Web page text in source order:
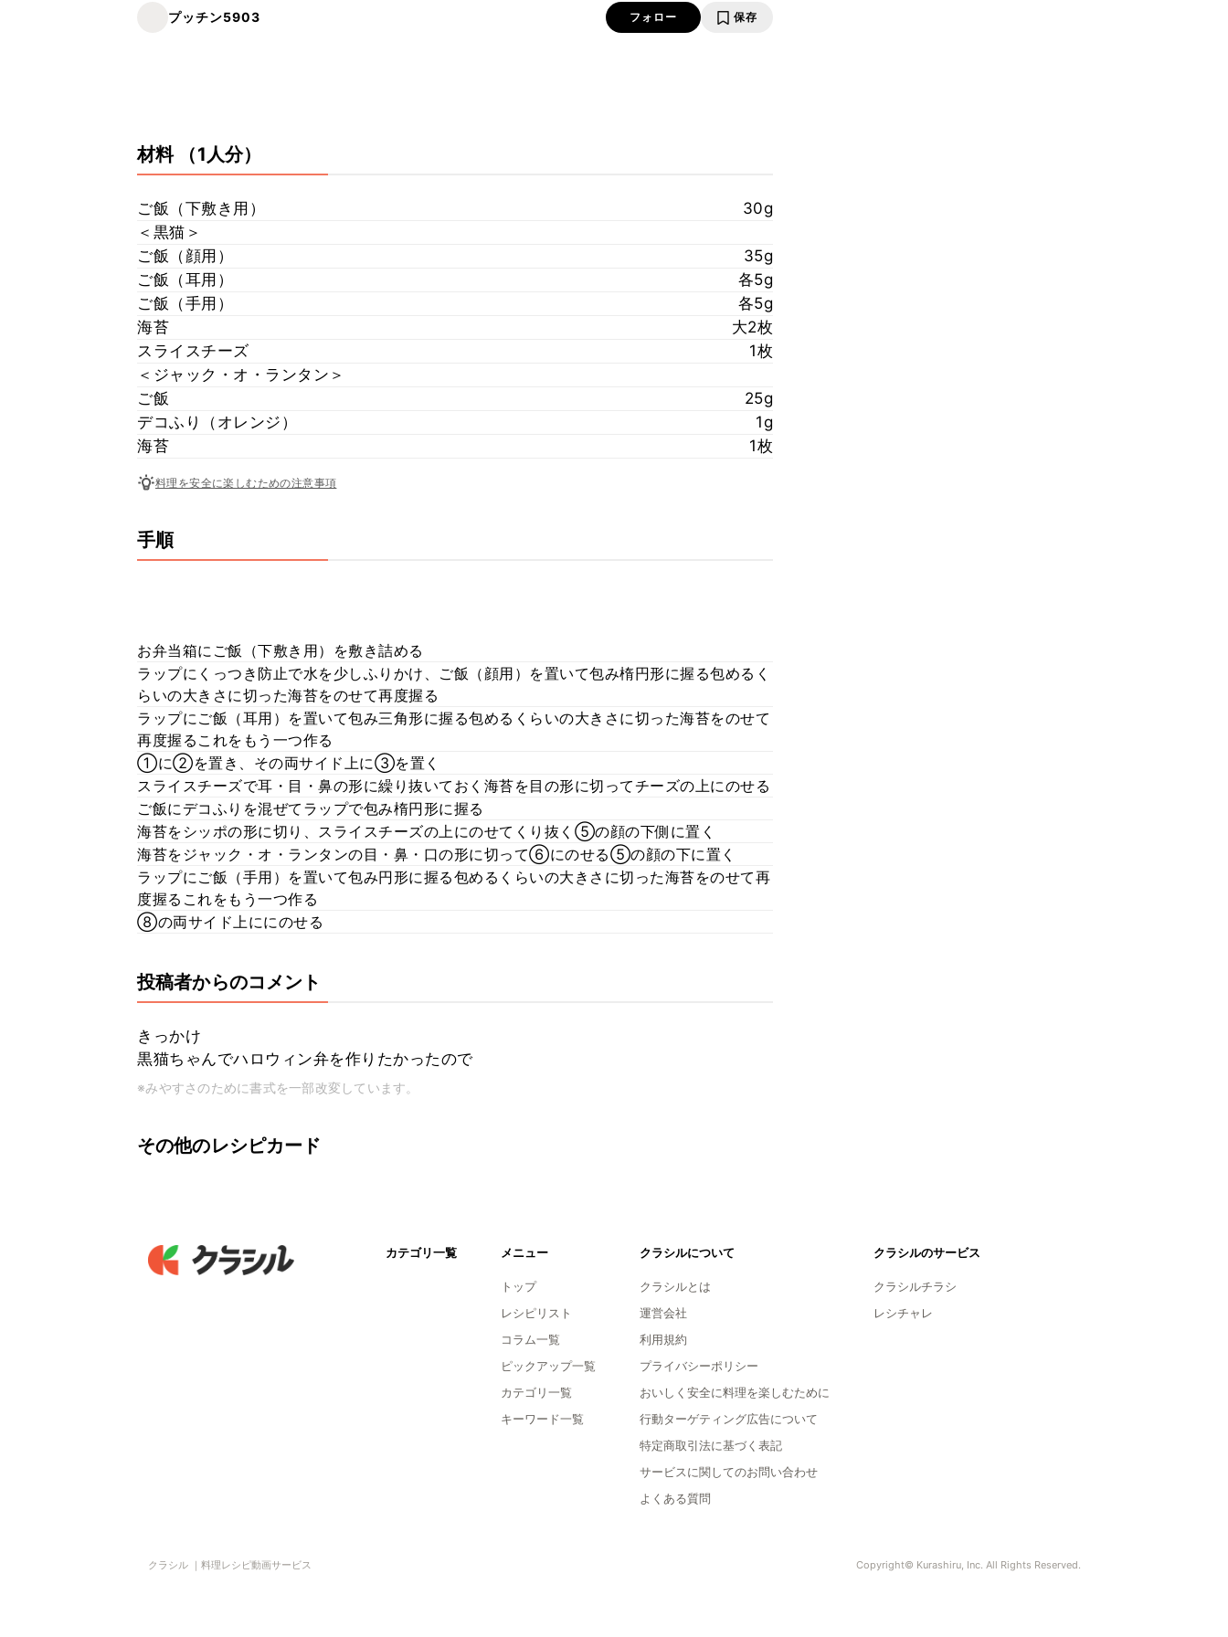
プッチン5903 フォロー 保存
材料 （1人分）
ご飯（下敷き用）
30g
＜黒猫＞
ご飯（顔用）
35g
ご飯（耳用）
各5g
ご飯（手用）
各5g
海苔
大2枚
スライスチーズ
1枚
＜ジャック・オ・ランタン＞
ご飯
25g
デコふり（オレンジ）
1g
海苔
1枚
料理を安全に楽しむための注意事項
手順
お弁当箱にご飯（下敷き用）を敷き詰める
ラップにくっつき防止で水を少しふりかけ、ご飯（顔用）を置いて包み楕円形に握る包めるく
らいの大きさに切った海苔をのせて再度握る
ラップにご飯（耳用）を置いて包み三角形に握る包めるくらいの大きさに切った海苔をのせて
再度握るこれをもう一つ作る
①に②を置き、その両サイド上に③を置く
スライスチーズで耳・目・鼻の形に繰り抜いておく海苔を目の形に切ってチーズの上にのせる
ご飯にデコふりを混ぜてラップで包み楕円形に握る
海苔をシッポの形に切り、スライスチーズの上にのせてくり抜く⑤の顔の下側に置く
海苔をジャック・オ・ランタンの目・鼻・口の形に切って⑥にのせる⑤の顔の下に置く
ラップにご飯（手用）を置いて包み円形に握る包めるくらいの大きさに切った海苔をのせて再
度握るこれをもう一つ作る
⑧の両サイド上ににのせる
投稿者からのコメント
きっかけ
黒猫ちゃんでハロウィン弁を作りたかったので
※みやすさのために書式を一部改変しています。
その他のレシピカード
カテゴリ一覧 メニュー
トップ
レシピリスト
コラム一覧
ピックアップ一覧
カテゴリ一覧
キーワード一覧
クラシルについて
クラシルとは
運営会社
利用規約
プライバシーポリシー
おいしく安全に料理を楽しむために
行動ターゲティング広告について
特定商取引法に基づく表記
サービスに関してのお問い合わせ
よくある質問
クラシルのサービス
クラシルチラシ
レシチャレ
クラシル ｜料理レシピ動画サービス Copyright© Kurashiru, Inc. All Rights Reserved.